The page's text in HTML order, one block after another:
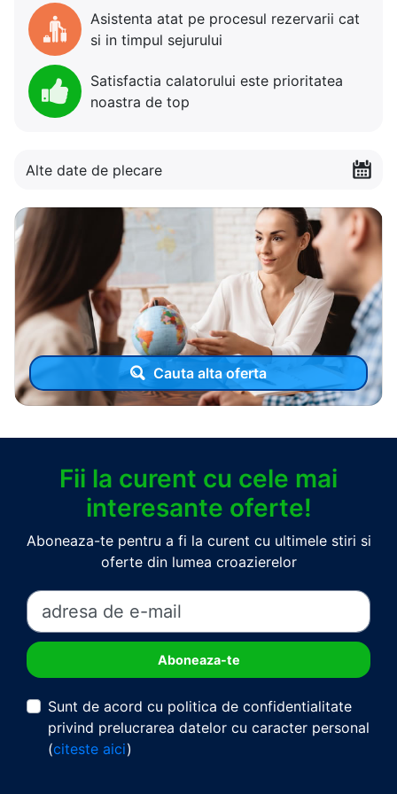
Asistenta atat pe procesul rezervarii cat
si in timpul sejurului
Satisfactia calatorului este prioritatea
noastra de top
Alte date de plecare
Cauta alta oferta
Fii la curent cu cele mai
interesante oferte!
Aboneaza-te pentru a fi la curent cu ultimele stiri si
oferte din lumea croazierelor
Sunt de acord cu politica de confidentialitate
privind prelucrarea datelor cu caracter personal
(citeste aici)